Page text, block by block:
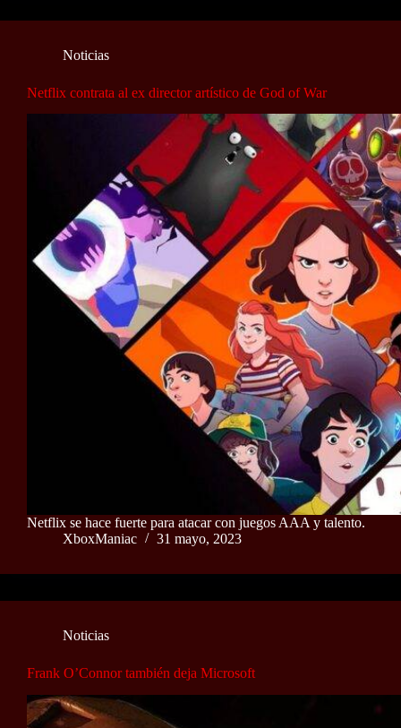
Noticias
Netflix contrata al ex director artístico de God of War
Netflix se hace fuerte para atacar con juegos AAA y talento.
XboxManiac
31 mayo, 2023
Noticias
Frank O’Connor también deja Microsoft